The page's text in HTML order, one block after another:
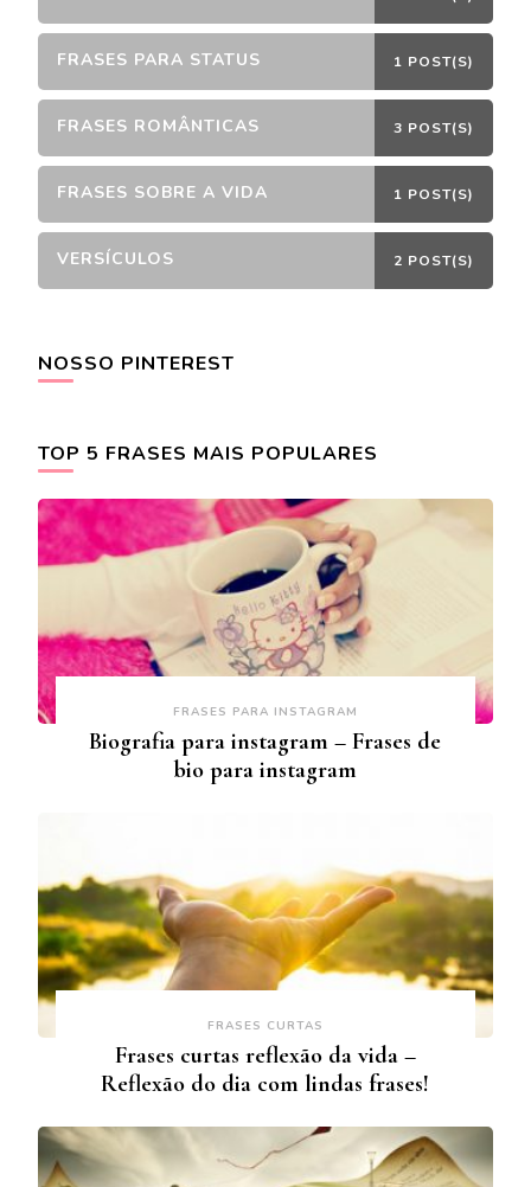
FRASES PARA STATUS 1 POST(S)
FRASES ROMÂNTICAS 3 POST(S)
FRASES SOBRE A VIDA 1 POST(S)
VERSÍCULOS 2 POST(S)
NOSSO PINTEREST
TOP 5 FRASES MAIS POPULARES
FRASES PARA INSTAGRAM
Biografia para instagram – Frases de
bio para instagram
FRASES CURTAS
Frases curtas reflexão da vida –
Reflexão do dia com lindas frases!